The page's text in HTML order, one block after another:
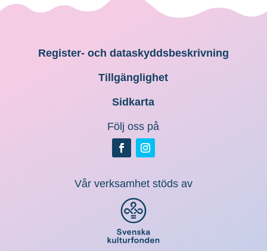
Register- och dataskyddsbeskrivning
Tillgänglighet
Sidkarta
Följ oss på
Vår verksamhet stöds av